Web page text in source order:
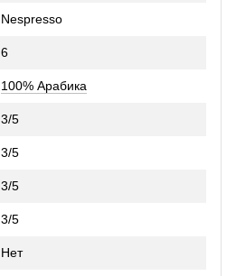
Nespresso
6
100% Арабика
3/5
3/5
3/5
3/5
Нет